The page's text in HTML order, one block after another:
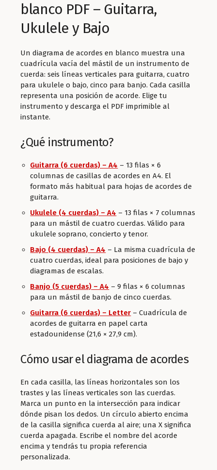
blanco PDF – Guitarra,
Ukulele y Bajo
Un diagrama de acordes en blanco muestra una
cuadrícula vacía del mástil de un instrumento de
cuerda: seis líneas verticales para guitarra, cuatro
para ukulele o bajo, cinco para banjo. Cada casilla
representa una posición de acorde. Elige tu
instrumento y descarga el PDF imprimible al
instante.
¿Qué instrumento?
Guitarra (6 cuerdas) – A4 – 13 filas × 6
columnas de casillas de acordes en A4. El
formato más habitual para hojas de acordes de
guitarra.
Ukulele (4 cuerdas) – A4 – 13 filas × 7 columnas
para un mástil de cuatro cuerdas. Válido para
ukulele soprano, concierto y tenor.
Bajo (4 cuerdas) – A4 – La misma cuadrícula de
cuatro cuerdas, ideal para posiciones de bajo y
diagramas de escalas.
Banjo (5 cuerdas) – A4 – 9 filas × 6 columnas
para un mástil de banjo de cinco cuerdas.
Guitarra (6 cuerdas) – Letter – Cuadrícula de
acordes de guitarra en papel carta
estadounidense (21,6 × 27,9 cm).
Cómo usar el diagrama de acordes
En cada casilla, las líneas horizontales son los
trastes y las líneas verticales son las cuerdas.
Marca un punto en la intersección para indicar
dónde pisan los dedos. Un círculo abierto encima
de la casilla significa cuerda al aire; una X significa
cuerda apagada. Escribe el nombre del acorde
encima y tendrás tu propia referencia
personalizada.